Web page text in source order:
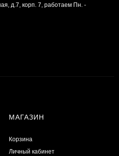
д.7, корп. 7, работаем Пн. -
МАГАЗИН
Корзина
Личный кабинет